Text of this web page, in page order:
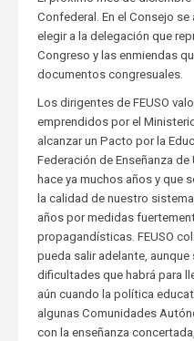
Confederal. En el Consejo
elegir a la delegación que
Congreso y las enmiendas
documentos congresuales.
Los dirigentes de FEUSO
emprendidos por el
alcanzar un Pacto por la
Federación de Enseñanza
hace ya muchos años y que
la calidad de nuestro
años por medidas
propagandísticas. FEUSO
pueda salir adelante,
dificultades que habrá para
aún cuando la política
algunas Comunidades
con la enseñanza